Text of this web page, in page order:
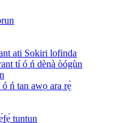
ati Sokiri lofinda
tí ó ń dènà òógùn
ń tan awọ ara rẹ̀
tuntun